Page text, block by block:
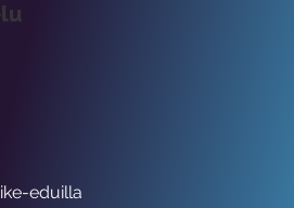
eduilla